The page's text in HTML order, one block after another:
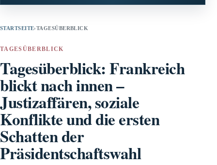
STARTSEITE›TAGESÜBERBLICK
TAGESÜBERBLICK
Tagesüberblick: Frankreich
blickt nach innen –
Justizaffären, soziale
Konflikte und die ersten
Schatten der
Präsidentschaftswahl